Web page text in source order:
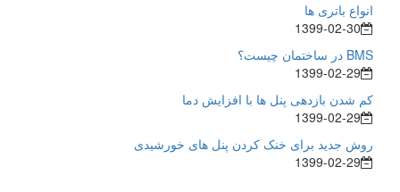
انواع باتری ها
1399-02-30
BMS در ساختمان چیست؟
1399-02-29
کم شدن بازدهی پنل ها با افزایش دما
1399-02-29
روش جدید برای خنک کردن پنل های خورشیدی
1399-02-29